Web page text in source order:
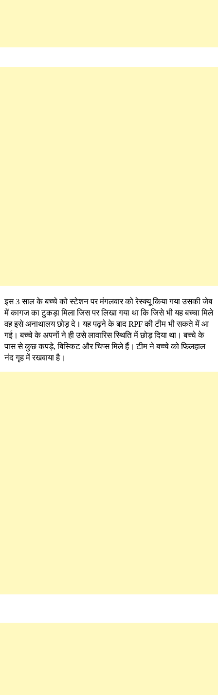
इस 3 साल के बच्चे को स्टेशन पर मंगलवार को रेस्क्यू किया गया उसकी जेब
में कागज का टुकड़ा मिला जिस पर लिखा गया था कि जिसे भी यह बच्चा मिले
वह इसे अनाथालय छोड़ दे। यह पढ़ने के बाद RPF की टीम भी सकते में आ
गई। बच्चे के अपनों ने ही उसे लावारिस स्थिति में छोड़ दिया था। बच्चे के
पास से कुछ कपड़े, बिस्किट और चिप्स मिले हैं। टीम ने बच्चे को फिलहाल
नंद गृह में रखवाया है।